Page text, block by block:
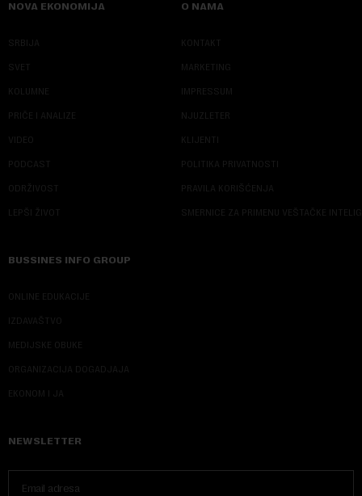
NOVA EKONOMIJA
SRBIJA
SVET
KOLUMNE
PRIČE I ANALIZE
VIDEO
PODCAST
ODRŽIVOST
LEPŠI ŽIVOT
O NAMA
KONTAKT
MARKETING
IMPRESSUM
NJUZLETER
KLIJENTI
POLITIKA PRIVATNOSTI
PRAVILA KORIŠĆENJA
SMERNICE ZA PRIMENU VEŠTAČKE
BUSSINES INFO GROUP
ONLINE EDUKACIJE
IZDAVAŠTVO
MEDIJSKE OBUKE
ORGANIZACIJA DOGADJAJA
EKONOM I JA
NEWSLETTER